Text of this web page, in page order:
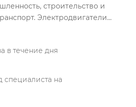
строительство и
Электродвигатели
в вентиляторах,
перемещения, затворах и
комплектуются
ведущих
в течение дня
на